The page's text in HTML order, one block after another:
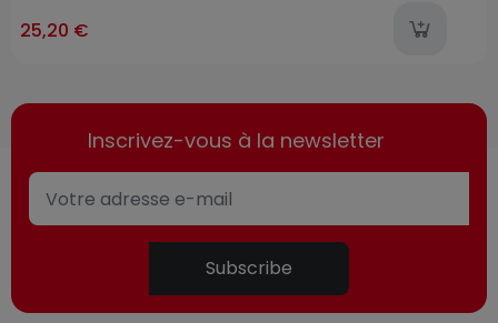
items
25,20 €
Inscrivez-vous à la newsletter
Subscribe